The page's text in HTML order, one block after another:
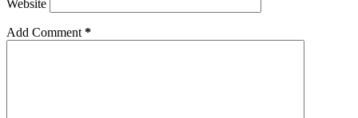
Website
Add Comment *